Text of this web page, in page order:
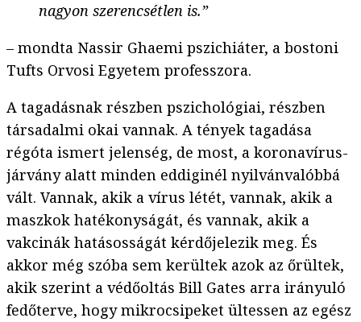
nagyon szerencsétlen is.”
– mondta Nassir Ghaemi pszichiáter, a bostoni
Tufts Orvosi Egyetem professzora.
A tagadásnak részben pszichológiai, részben
társadalmi okai vannak. A tények tagadása
régóta ismert jelenség, de most, a koronavírus-
járvány alatt minden eddiginél nyilvánvalóbbá
vált. Vannak, akik a vírus létét, vannak, akik a
maszkok hatékonyságát, és vannak, akik a
vakcinák hatásosságát kérdőjelezik meg. És
akkor még szóba sem kerültek azok az őrültek,
akik szerint a védőoltás Bill Gates arra irányuló
fedőterve, hogy mikrocsipeket ültessen az egész